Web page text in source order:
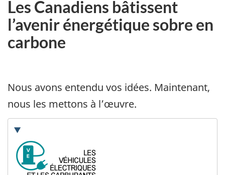
Les Canadiens bâtissent
l’avenir énergétique sobre en
carbone
Nous avons entendu vos idées. Maintenant,
nous les mettons à l’œuvre.